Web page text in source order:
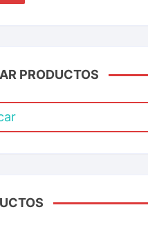
PRODUCTOS